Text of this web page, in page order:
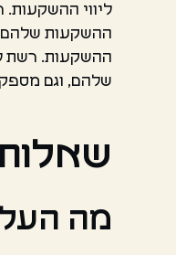
ליווי
ההשקעות
ההשקעות. רשת
שלהם, וגם
מה